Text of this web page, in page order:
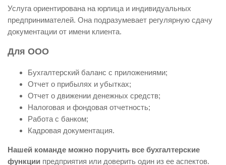
Услуга ориентирована на юрлица и индивидуальных
предпринимателей. Она подразумевает регулярную сдачу
документации от имени клиента.
Для ООО
Бухгалтерский баланс с приложениями;
Отчет о прибылях и убытках;
Отчет о движении денежных средств;
Налоговая и фондовая отчетность;
Работа с банком;
Кадровая документация.
Нашей команде можно поручить все бухгалтерские
функции предприятия или доверить один из ее аспектов.